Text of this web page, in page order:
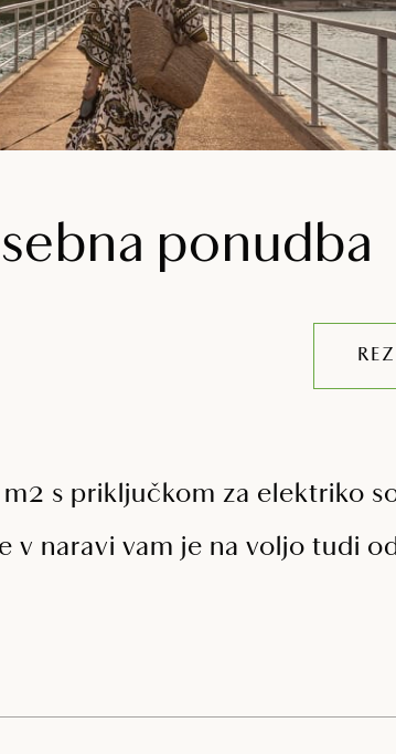
ponudba
s priključkom za elektriko
v naravi vam je na voljo tudi